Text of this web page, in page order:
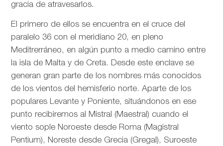
gracia de atravesarlos.
El primero de ellos se encuentra en el cruce del
paralelo 36 con el meridiano 20, en pleno
Meditrerráneo, en algún punto a medio camino entre
la isla de Malta y de Creta. Desde este enclave se
generan gran parte de los nombres más conocidos
de los vientos del hemisferio norte. Aparte de los
populares Levante y Poniente, situándonos en ese
punto recibiremos al Mistral (Maestral) cuando el
viento sople Noroeste desde Roma (Magistral
Pentium), Noreste desde Grecia (Gregal), Suroeste